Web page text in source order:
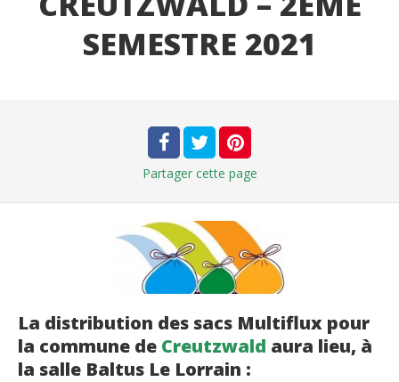
SEMESTRE 2021
Partager cette page
La distribution des sacs Multiflux pour
la commune de Creutzwald aura lieu, à
la salle Baltus Le Lorrain :